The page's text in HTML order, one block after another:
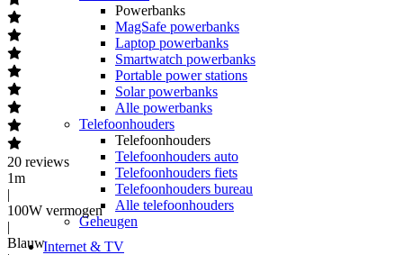
Powerbanks
MagSafe powerbanks
Laptop powerbanks
Smartwatch powerbanks
Portable power stations
Solar powerbanks
Alle powerbanks
Telefoonhouders
Telefoonhouders
Telefoonhouders auto
Telefoonhouders fiets
Telefoonhouders bureau
Alle telefoonhouders
Geheugen
Internet & TV
20 reviews
1m
|
100W vermogen
|
Blauw